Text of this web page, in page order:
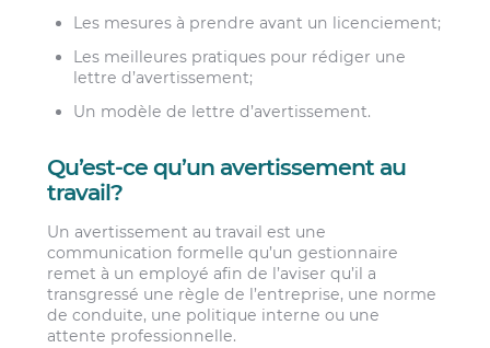
Les mesures à prendre avant un licenciement;
Les meilleures pratiques pour rédiger une
lettre d’avertissement;
Un modèle de lettre d’avertissement.
Qu’est-ce qu’un avertissement au
travail?
Un avertissement au travail est une
communication formelle qu’un gestionnaire
remet à un employé afin de l’aviser qu’il a
transgressé une règle de l’entreprise, une norme
de conduite, une politique interne ou une
attente professionnelle.